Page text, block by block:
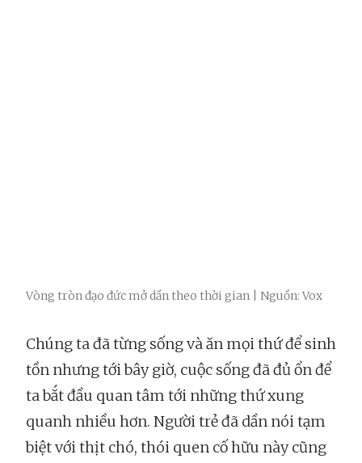
Vòng tròn đạo đức mở dần theo thời gian | Nguồn: Vox
Chúng ta đã từng sống và ăn mọi thứ để sinh
tồn nhưng tới bây giờ, cuộc sống đã đủ ổn để
ta bắt đầu quan tâm tới những thứ xung
quanh nhiều hơn. Người trẻ đã dần nói tạm
biệt với thịt chó, thói quen cố hữu này cũng